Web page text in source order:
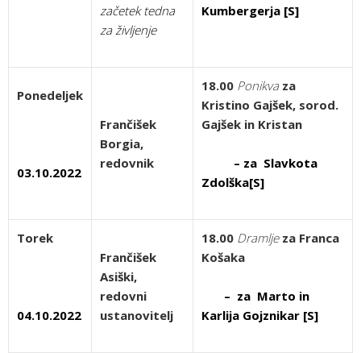
začetek tedna
za življenje
Kumbergerja [S]
Ponedeljek
03.10.2022
Frančišek
Borgia,
redovnik
18.00 Ponikvaza
Kristino Gajšek, sorod.
Gajšek in Kristan
– za Slavkota
Zdolška[S]
Torek
04.10.2022
Frančišek
Asiški,
redovni
ustanovitelj
18.00 Dramljeza Franca
Košaka
– za Marto in
Karlija Gojznikar [S]